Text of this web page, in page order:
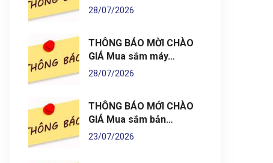
28/07/2026
THÔNG BÁO MỜI CHÀO
GIÁ Mua sắm máy…
28/07/2026
THÔNG BÁO MỚI CHÀO
GIÁ Mua sắm bản…
23/07/2026